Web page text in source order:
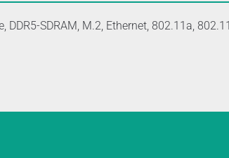
SDRAM, M.2, Ethernet, 802.11a,